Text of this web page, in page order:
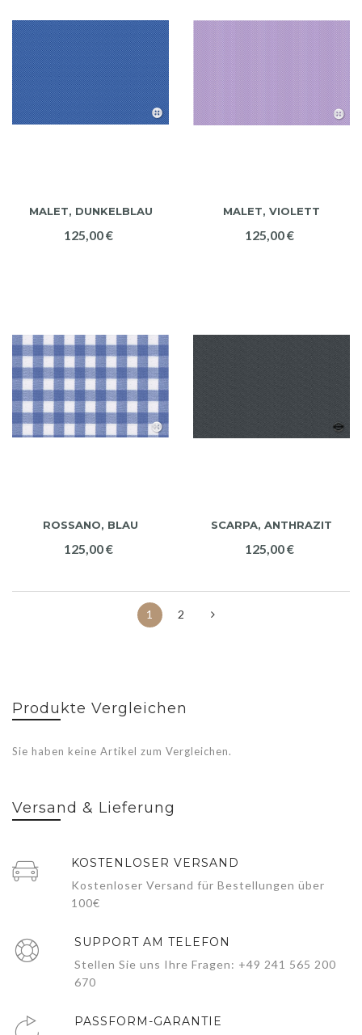
MALET, DUNKELBLAU
125,00 €
MALET, VIOLETT
125,00 €
ROSSANO, BLAU
125,00 €
SCARPA, ANTHRAZIT
125,00 €
1 2
Produkte Vergleichen
Sie haben keine Artikel zum Vergleichen.
Versand & Lieferung
KOSTENLOSER VERSAND
Kostenloser Versand für Bestellungen über
100€
SUPPORT AM TELEFON
Stellen Sie uns Ihre Fragen: +49 241 565 200
670
PASSFORM-GARANTIE